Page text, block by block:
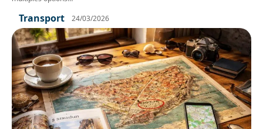
Transport 24/03/2026